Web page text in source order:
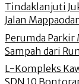
Tindaklanjuti
Jalan
Perumda Parkir
Sampah dari
L-Kompleks